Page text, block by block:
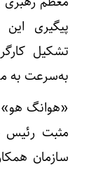
پیگیری این
تشکیل
به‌سرعت به
«هوانگ هو»
مثبت رئیس
سازمان